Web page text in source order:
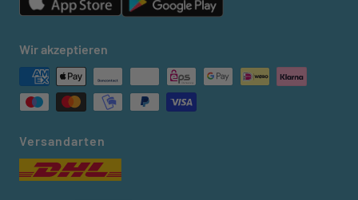
Wir akzeptieren
Versandarten